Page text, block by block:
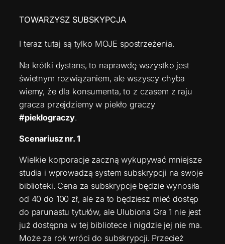
TOWARZYSZ SUBSKYPCJA
I teraz tutaj są tylko MOJE spostrzeżenia.
Na krótki dystans, to naprawdę wszystko jest
świetnym rozwiązaniem, ale wszyscy chyba
wiemy, że dla konsumenta, to z czasem z raju
gracza przejdziemy w piekło graczy
#pieklograczy.
Scenariusz nr. 1
Wielkie korporacje zaczną wykupywać mniejsze
studia i wprowadzą system subskrypcji na swoje
biblioteki. Cena za subskrypcje będzie wynosiła
od 40 do 100 zł, ale za to będziesz mieć dostęp
do parunastu tytułów, ale Ulubiona Gra 1 nie jest
już dostępna w tej bibliotece i nigdzie jej nie ma.
Może za rok wróci do subskrypcji. Przecież